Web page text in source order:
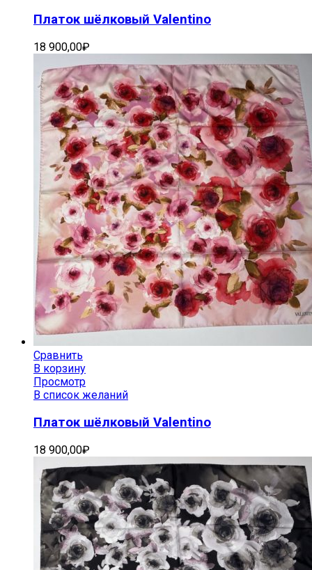
Платок шёлковый Valentino
18 900,00₽
Сравнить
В корзину
Просмотр
В список желаний
Платок шёлковый Valentino
18 900,00₽